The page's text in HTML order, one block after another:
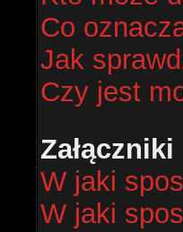
Co
Jak
Czy jest
Załączniki
W jaki
W jaki